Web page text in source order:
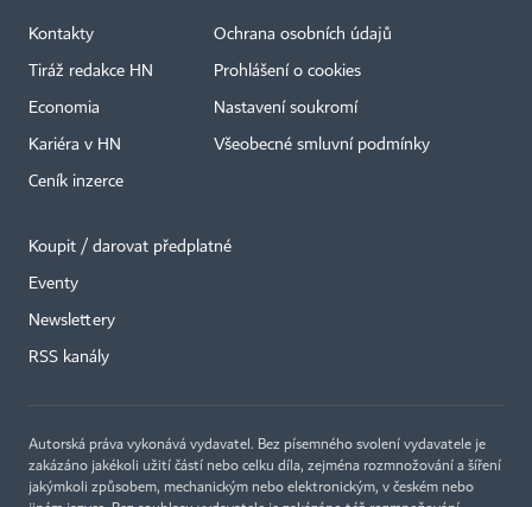
Kontakty
Tiráž redakce HN
Economia
Kariéra v HN
Ceník inzerce
Ochrana osobních údajů
Prohlášení o cookies
Nastavení soukromí
Všeobecné smluvní podmínky
Koupit / darovat předplatné
Eventy
Newslettery
RSS kanály
Autorská práva vykonává vydavatel. Bez písemného svolení vydavatele je
zakázáno jakékoli užití částí nebo celku díla, zejména rozmnožování a šíření
jakýmkoli způsobem, mechanickým nebo elektronickým, v českém nebo